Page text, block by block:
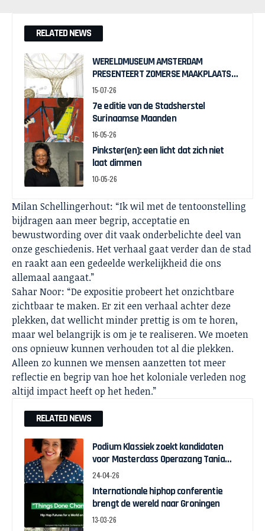
RELATED NEWS
WERELDMUSEUM AMSTERDAM
PRESENTEERT ZOMERSE MAAKPLAATS
MUCH TO DO WITH BAMBOO
15-07-26
7e editie van de Stadsherstel
Surinaamse Maanden
16-05-26
Pinkster(en): een licht dat zich niet
laat dimmen
10-05-26
Milan Schellingerhout: “Ik wil met de tentoonstelling
bijdragen aan meer begrip, acceptatie en
bewustwording over dit vaak onderbelichte deel van
onze geschiedenis. Het verhaal gaat verder dan de stad
en raakt aan een gedeelde werkelijkheid die ons
allemaal aangaat.”
Sahar Noor: “De expositie probeert het onzichtbare
zichtbaar te maken. Er zit een verhaal achter deze
plekken, dat wellicht minder prettig is om te horen,
maar wel belangrijk is om je te realiseren. We moeten
ons opnieuw kunnen verhouden tot al die plekken.
Alleen zo kunnen we mensen aanzetten tot meer
reflectie en begrip van hoe het koloniale verleden nog
altijd impact heeft op het heden.”
RELATED NEWS
Podium Klassiek zoekt kandidaten
voor Masterclass Operazang Tania
Kross
24-04-26
Internationale hiphop conferentie
brengt de wereld naar Groningen
13-03-26